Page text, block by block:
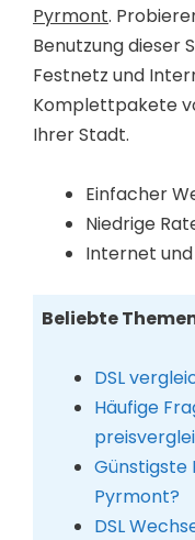
Pyrmont.
Benutzung dieser
Festnetz und
Komplettpakete
Ihrer Stadt.
Einfacher
Niedrige
Internet
Beliebte
DSL
Häufige
Günstigste
Pyrmont?
DSL